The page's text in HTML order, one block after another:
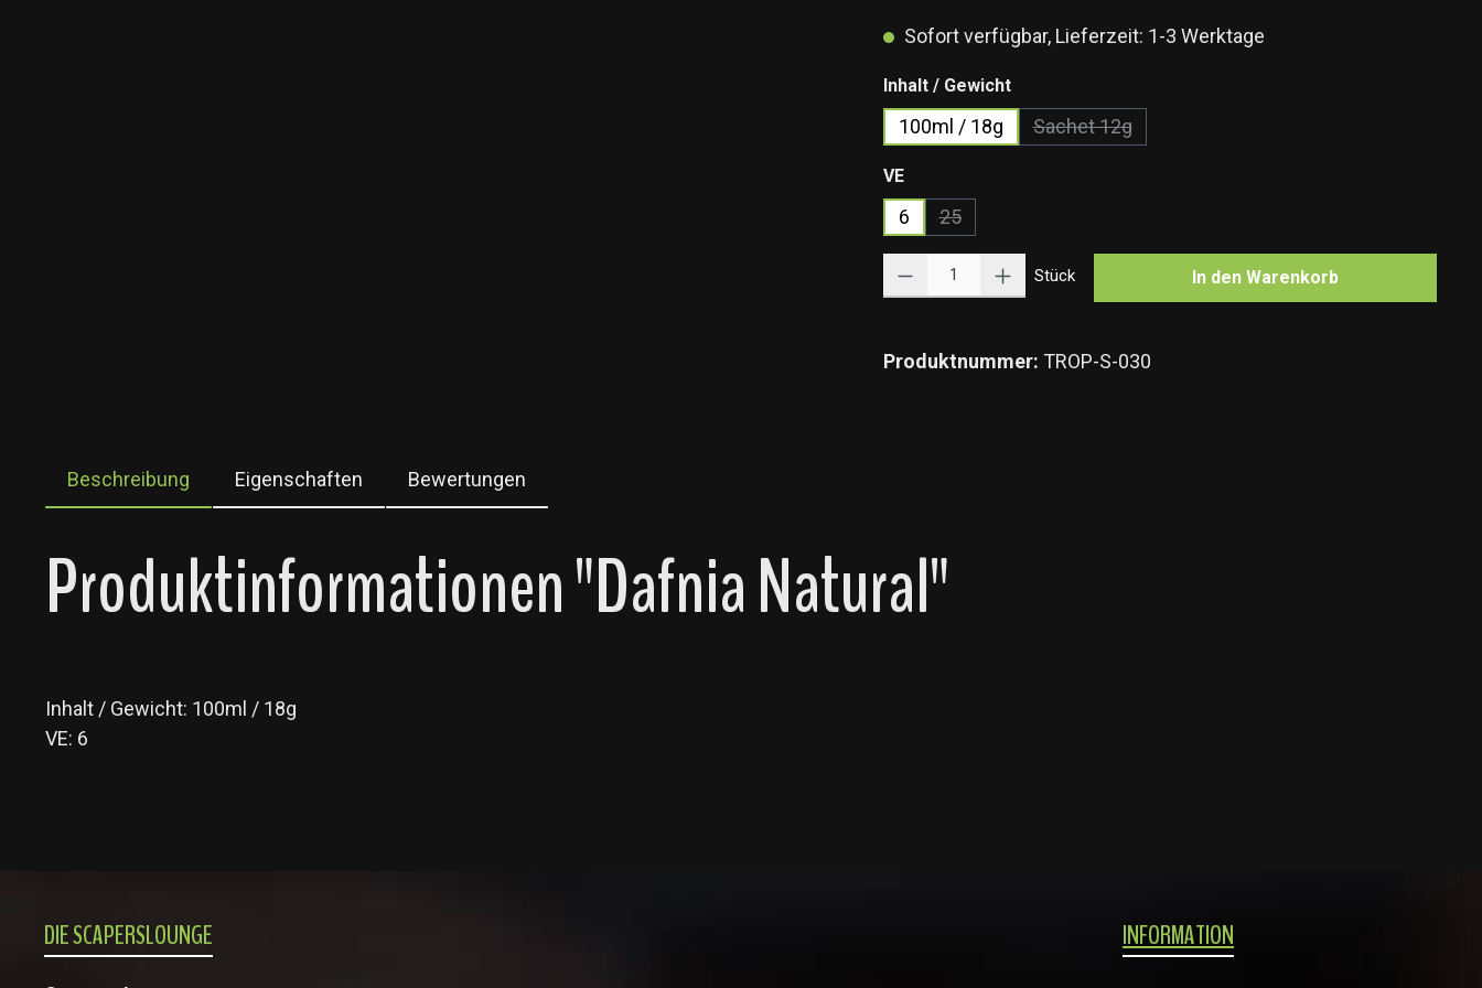
Sofort verfügbar, Lieferzeit: 1-3 Werktage
Inhalt / Gewichtauswählen
100ml / 18g Sachet 12g
(Diese Option ist zurzeit nicht verfügbar.)
VEauswählen
6 25
(Diese Option ist zurzeit nicht verfügbar.)
Stück In den Warenkorb
Produktnummer: TROP-S-030
Beschreibung Eigenschaften Bewertungen
Produktinformationen "Dafnia Natural"
Inhalt / Gewicht: 100ml / 18g
VE: 6
DIE SCAPERSLOUNGE INFORMATION